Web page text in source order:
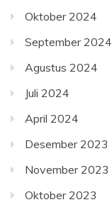
Oktober 2024
September 2024
Agustus 2024
Juli 2024
April 2024
Desember 2023
November 2023
Oktober 2023